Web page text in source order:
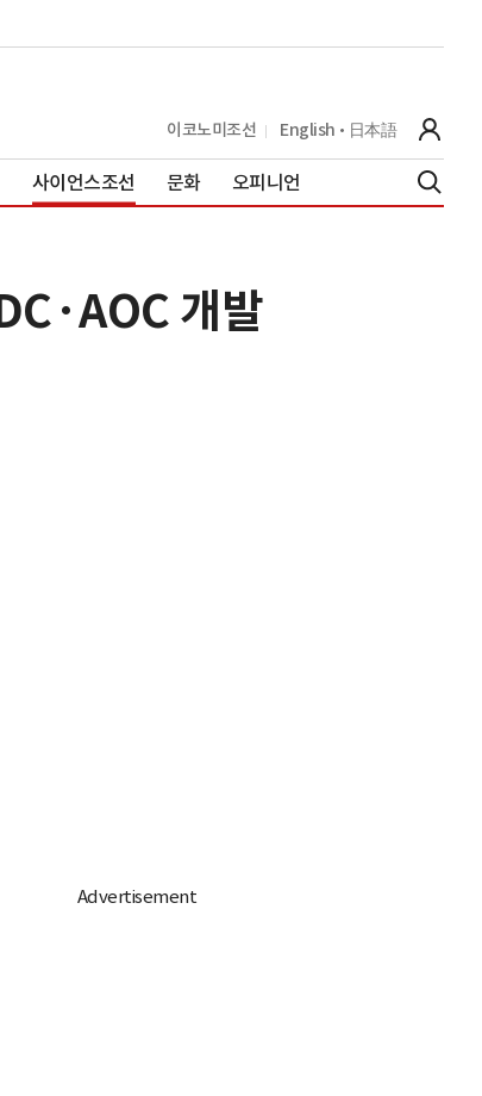
이코노미조선 English 日本語
사이언스조선 문화 오피니언
개발